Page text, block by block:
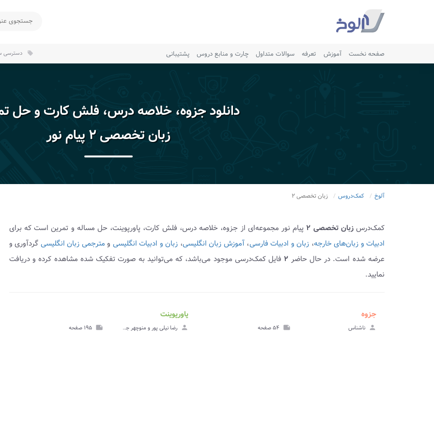
صفحه نخست آموزش تعرفه سوالات متداول چارت و منابع دروس پشتیبانی local_offer دسترسی
دانلود جزوه، خلاصه درس، فلش کارت و حل
زبان تخصصی ۲ پیام نور
آلوخ کمک‌دروس زبان تخصصی ۲
کمک‌درسزبان تخصصی ۲
پیام نور مجموعه‌ای از جزوه، خلاصه درس، فلش کارت، پاورپوینت، حل مساله و تمرین است که برای
ادبیات و زبان‌های خارجه، زبان و ادبیات فارسی،آموزش زبان انگلیسی، زبان و ادبیات انگلیسی و مترجمی زبان انگلیسی گردآوری و
عرضه شده است. در حال حاضر ۲فایل کمک‌درسی موجود می‌باشد، که می‌توانید به صورت تفکیک شده مشاهده کرده و دریافت
نمایید.
جزوه
person ناشناس note ۵۴ صفحه
پاورپوینت
person رضا نيلی پور و منوچهر جعفری گهر note ۱۹۵ صفحه